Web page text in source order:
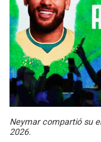
Neymar compartió su
2026.